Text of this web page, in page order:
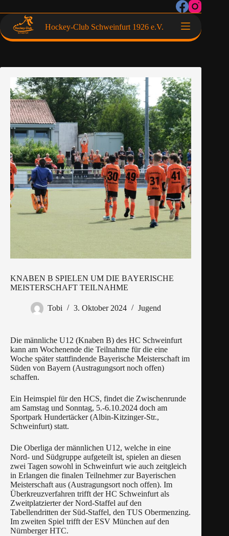
Hockey-Club Schweinfurt 1926 e.V.
KNABEN B SPIELEN UM DIE BAYERISCHE
MEISTERSCHAFT TEILNAHME
Tobi 3. Oktober 2024 Jugend
Die männliche U12 (Knaben B) des HC Schweinfurt
kann am Wochenende die Teilnahme für die eine
Woche später stattfindende Bayerische Meisterschaft im
Süden von Bayern (Austragungsort noch offen)
schaffen.
Ein Heimspiel für den HCS, findet die Zwischenrunde
am Samstag und Sonntag, 5.-6.10.2024 doch am
Sportpark Hundertäcker (Albin-Kitzinger-Str.,
Schweinfurt) statt.
Die Oberliga der männlichen U12, welche in eine
Nord- und Südgruppe aufgeteilt ist, spielen an diesen
zwei Tagen sowohl in Schweinfurt wie auch zeitgleich
in Erlangen die finalen Teilnehmer zur Bayerischen
Meisterschaft aus (Austragungsort noch offen). Im
Überkreuzverfahren trifft der HC Schweinfurt als
Zweitplatzierter der Nord-Staffel auf den
Tabellendritten der Süd-Staffel, den TUS Obermenzing.
Im zweiten Spiel trifft der ESV München auf den
Nürnberger HTC.